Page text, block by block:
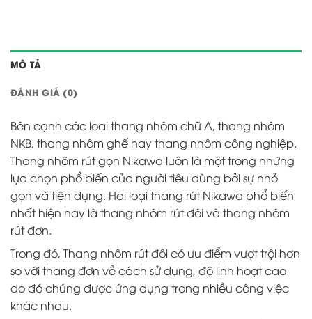
MÔ TẢ
ĐÁNH GIÁ (0)
Bên cạnh các loại thang nhôm chữ A, thang nhôm
NKB, thang nhôm ghế hay thang nhôm công nghiệp.
Thang nhôm rút gọn Nikawa luôn là một trong những
lựa chọn phổ biến của người tiêu dùng bởi sự nhỏ
gọn và tiện dụng. Hai loại thang rút Nikawa phổ biến
nhất hiện nay là thang nhôm rút đôivà thang nhôm
rút đơn.
Trong đó, Thang nhôm rút đôi có ưu điểm vượt trội hơn
so với thang đơn về cách sử dụng, độ linh hoạt cao
do đó chúng được ứng dụng trong nhiều công việc
khác nhau.